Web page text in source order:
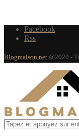
Facebook
Rss
Blogmaison.net @2020 -